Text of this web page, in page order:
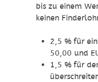
bis zu einem
keinen
2,5 % für
50,00 und
1,5 % für